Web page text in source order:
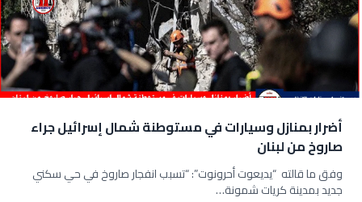
أضرار بمنازل وسيارات في مستوطنة شمال إسرائيل جراء
صاروخ من لبنان
وفق ما قالته “يديعوت أحرونوت”: “تسبب انفجار صاروخ في حي سكني
جديد بمدينة كريات شمونة…